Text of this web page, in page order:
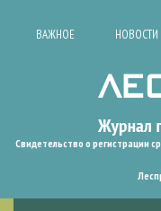
ВАЖНОЕ НОВОСТИ
Свидетельство о регистрации